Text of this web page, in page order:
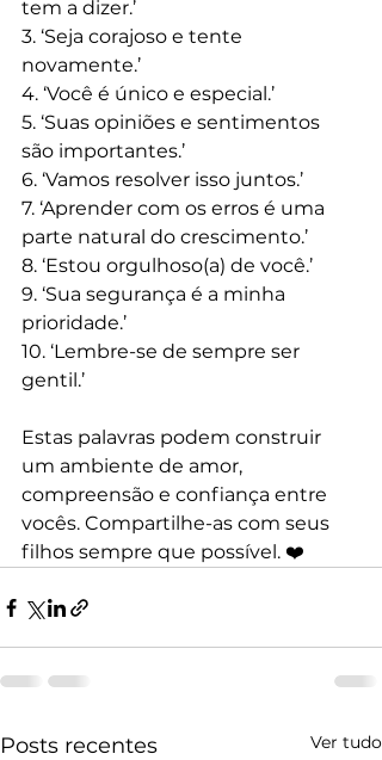
tem a dizer.’
3. ‘Seja corajoso e tente
novamente.’
4. ‘Você é único e especial.’
5. ‘Suas opiniões e sentimentos
são importantes.’
6. ‘Vamos resolver isso juntos.’
7. ‘Aprender com os erros é uma
parte natural do crescimento.’
8. ‘Estou orgulhoso(a) de você.’
9. ‘Sua segurança é a minha
prioridade.’
10. ‘Lembre-se de sempre ser
gentil.’
Estas palavras podem construir
um ambiente de amor,
compreensão e confiança entre
vocês. Compartilhe-as com seus
filhos sempre que possível. ❤️
Posts recentes Ver tudo